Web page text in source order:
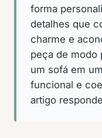
forma
detalhes que
charme e
peça de modo
um sofá em
funcional e
artigo